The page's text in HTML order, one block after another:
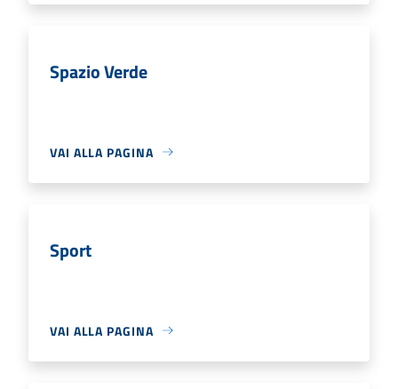
Spazio Verde
VAI ALLA PAGINA
Sport
VAI ALLA PAGINA